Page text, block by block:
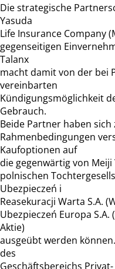
Die strategische
Yasuda
Life Insurance Company
gegenseitigen
Talanx
macht damit von der bei
vereinbarten
Kündigungsmöglichkeit
Gebrauch.
Beide Partner haben
Rahmenbedingungen
Kaufoptionen auf
die gegenwärtig von
polnischen
Ubezpieczeń i
Reasekuracji Warta S.A.
Ubezpieczeń Europa S.A.
Aktie)
ausgeübt werden
des
Geschäftsbereichs